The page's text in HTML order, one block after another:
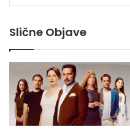
Slične Objave